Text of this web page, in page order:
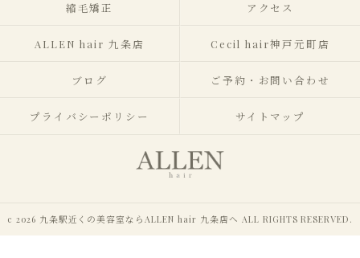
縮毛矯正 アクセス
ALLEN hair 九条店 Cecil hair神戸元町店
ブログ ご予約・お問い合わせ
プライバシーポリシー サイトマップ
c 2026 九条駅近くの美容室ならALLEN hair 九条店へ ALL RIGHTS RESERVED.